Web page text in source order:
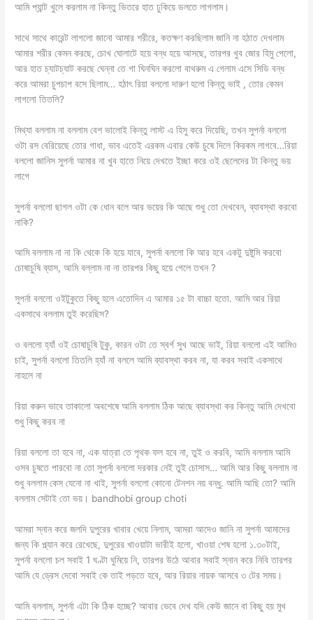
আমি প্যান্ট খুলে করলাম না কিন্তু ভিতরে হাত ঢুকিয়ে ডলতে লাগলাম।
সাথে সাথে কারেন্ট লাগলো জানো আমার শরীরে, কতক্ষণ করছিলাম জানি না হঠাত দেখলাম
আমার শরীর কেমন করছে, চোখ ঘোলাটে হয়ে বন্ধ হয়ে আসছে, তারপর খুব জোর হিমু পেলো,
আর হাত চ্যাটচ্যাট করছে ঘেন্না তে গা ঘিনঘিন করলো বাথরুম এ গেলাম এসে সিডি বন্ধ
করে আমরা চুপচাপ বসে ছিলাম… হঠাৎ রিয়া বললো দারুণ হলো কিন্তু ভাই , তোর কেমন
লাগলো তিতলি?
মিথ্যা বললাম না বললাম বেশ ভালোই কিন্তু লাস্ট এ হিসু করে দিয়েছি, তখন সুপর্না বললো
ওটা রস বেরিয়েছে তোর গাধা, ভাব এতেই এরকম এবার কেউ চুষে দিলে কিরকম লাগবে…রিয়া
বললো জানিস সুপর্না আমার না খুব হাতে নিয়ে দেখতে ইচ্ছা করে ওই ছেলেদের টা কিন্তু ভয়
লাগে
সুপর্না বললো ছাগল ওটা কে ধোন বলে আর ভয়ের কি আছে শুধু তো দেখবেন, ব্যাবস্থা করবো
নাকি?
আমি বললাম না না কি থেকে কি হয়ে যাবে, সুপর্না বললো কি আর হবে একটু দুষ্টুমি করবো
চোষাচুষি ব্যাস, আমি বল্লাম না না তারপর কিছু হয়ে গেলে তখন ?
সুপর্না বললো ওইটুকুতে কিছু হলে এতোদিন এ আমার ১৫ টা বাচ্চা হতো. আমি আর রিয়া
একসাথে বললাম তুই করেছিস?
ও বললো হ্যাঁ ওই চোষাচুষি টুকু, কারন ওটা তে স্বর্গ সুখ আছে ভাই, রিয়া বললো এই আমিও
চাই, সুপর্না বললো তিতলি হ্যাঁ না বললে আমি ব্যাবস্থা করব না, যা করব সবাই একসাথে
নাহলে না
রিয়া করুন ভাবে তাকালো অবশেষে আমি বললাম ঠিক আছে ব্যাবস্থা কর কিন্তু আমি দেখবো
শুধু কিছু করব না
রিয়া বললো তা হবে না, এক যাত্রা তে পৃথক ফল হবে না, তুই ও করবি, আমি বললাম আমি
ওসব চুষতে পারবো না তো সুপর্না বললো দরকার নেই তুই চোসাস… আমি আর কিছু বললাম না
শুধু বললাম কেস যেনো না খাই, সুপর্না বললো কোনো টেনশন নয় বন্ধু. আমি আছি তো? আমি
বললাম সেটাই তো ভয়। bandhobi group choti
আমরা স্নান করে জলদি দুপুরের খাবার খেয়ে নিলাম, আমরা আদেও জানি না সুপর্না আমাদের
জন্য কি প্ল্যান করে রেখেছে, দুপুরের খাওয়াটা ভারীই হলো, খাওয়া শেষ হলো ১.৩০টাই,
সুপর্না বললো চল সবাই 1 ঘণ্টা ঘুমিয়ে নি, তারপর উঠে আবার সবাই স্নান করে নিবি তারপর
আমি যে ড্রেস দেবো সবাই কে তাই পড়তে হবে, আর রিয়ার নায়ক আসবে ৩ টের সময়।
আমি বললাম, সুপর্না এটা কি ঠিক হচ্ছে? আবার ভেবে দেখ যদি কেউ জানে বা কিছু হয় মুখ